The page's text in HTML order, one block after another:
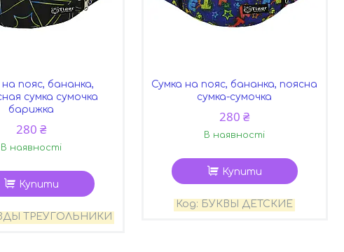
на пояс, бананка,
сумка сумочка
барижка
280 ₴
В наявності
Купити
ТРЕУГОЛЬНИКИ
Сумка на пояс, бананка, поясна
сумка-сумочка
280 ₴
В наявності
Купити
БУКВЫ ДЕТСКИЕ